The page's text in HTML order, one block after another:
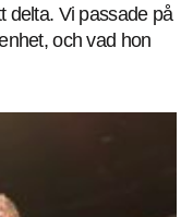
delta. Vi passade på
och vad hon